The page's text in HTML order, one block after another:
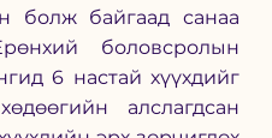
болж байгаад санаа
боловсролын
6 настай хүүхдийг
алслагдсан